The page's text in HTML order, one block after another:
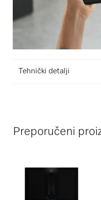
Tehnički detalji
Preporučeni